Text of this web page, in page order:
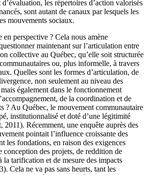
d’évaluation, les répertoires d’action valorisés
sont autant de canaux par lesquels les
mouvements sociaux.
en perspective ? Cela nous amène
maintenant sur l’articulation entre
collective au Québec, qu’elle soit structurée
ou, plus informelle, à travers
Quelles sont les formes d’articulation, de
non seulement au niveau des
également dans le fonctionnement
de la coordination et de
? Au Québec, le mouvement communautaire
institutionnalisé et doté d’une légitimité
2011). Récemment, une enquête auprès des
pointait l’influence croissante des
les fondations, en raison des exigences
conception des projets, de reddition de
la tarification et de mesure des impacts
Cela ne va pas sans heurts, tant les